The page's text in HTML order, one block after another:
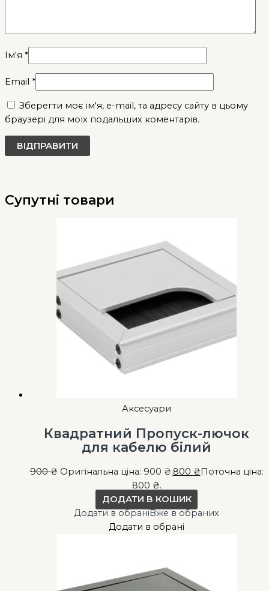
Ім'я *
Email *
Зберегти моє ім'я, e-mail, та адресу сайту в цьому
браузері для моїх подальших коментарів.
Супутні товари
Аксесуари
Квадратний Пропуск-лючок
для кабелю білий
900₴ Оригінальна ціна: 900 ₴.800 ₴Поточна ціна:
800 ₴.
ДОДАТИ В КОШИК
Додати в обраніВже в обраних
Додати в обрані